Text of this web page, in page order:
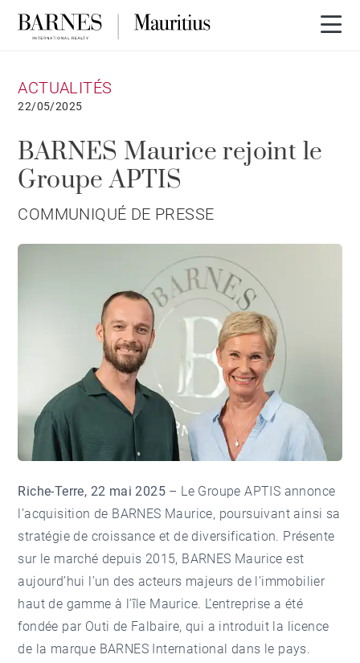
ACTUALITÉS
22/05/2025
BARNES Maurice rejoint le
Groupe APTIS
COMMUNIQUÉ DE PRESSE
Riche-Terre, 22 mai 2025 – Le Groupe APTIS annonce
l’acquisition de BARNES Maurice, poursuivant ainsi sa
stratégie de croissance et de diversification. Présente
sur le marché depuis 2015, BARNES Maurice est
aujourd’hui l’un des acteurs majeurs de l’immobilier
haut de gamme à l’île Maurice. L’entreprise a été
fondée par Outi de Falbaire, qui a introduit la licence
de la marque BARNES International dans le pays.